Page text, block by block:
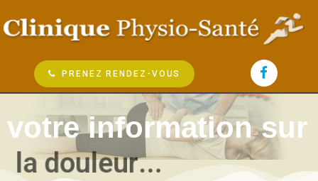
PRENEZ RENDEZ-VOUS
votre information sur
a douleur...